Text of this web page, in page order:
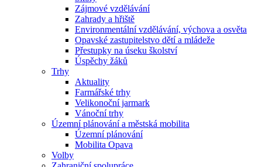
Zájmové vzdělávání
Zahrady a hřiště
Environmentální vzdělávání, výchova a osvěta
Opavské zastupitelstvo dětí a mládeže
Přestupky na úseku školství
Úspěchy žáků
Trhy
Aktuality
Farmářské trhy
Velikonoční jarmark
Vánoční trhy
Územní plánování a městská mobilita
Územní plánování
Mobilita Opava
Volby